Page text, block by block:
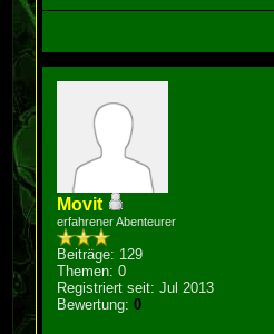
Movit
erfahrener Abenteurer
Beiträge: 129
Themen: 0
Registriert seit: Jul 2013
Bewertung:0